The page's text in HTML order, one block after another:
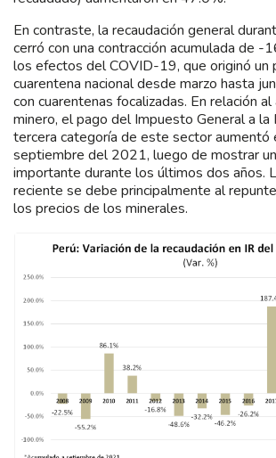
En contraste, la recaudación general
cerró con una contracción acumulada de -
los efectos del COVID-19, que originó un
cuarentena nacional desde marzo hasta
con cuarentenas focalizadas. En relación
minero, el pago del Impuesto General a la
tercera categoría de este sector aumentó
septiembre del 2021, luego de mostrar
importante durante los últimos dos años.
reciente se debe principalmente al
los precios de los minerales.